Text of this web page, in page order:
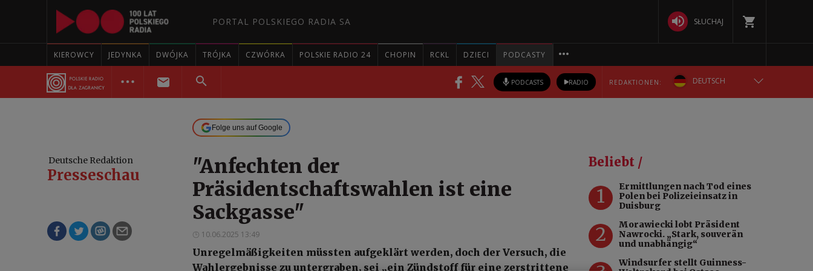
PORTAL POLSKIEGO RADIA SA SŁUCHAJ
KIEROWCY JEDYNKA DWÓJKA TRÓJKA CZWÓRKA POLSKIE RADIO 24 CHOPIN RCKL DZIECI PODCASTY
PODCASTS RADIO REDAKTIONEN: DEUTSCH
УКРАЇНСЬКА
Folge uns auf Google
Deutsche Redaktion
Presseschau
"Anfechten der
Präsidentschaftswahlen ist eine
Sackgasse"
10.06.2025 13:49
Unregelmäßigkeiten müssten aufgeklärt werden, doch der Versuch, die
Wahlergebnisse zu untergraben, sei „ein Zündstoff für eine zerstrittene
Beliebt /
1
Ermittlungen nach Tod eines
Polen bei Polizeieinsatz in
Duisburg
2
Morawiecki lobt Präsident
Nawrocki. „Stark, souverän
und unabhängig“
Windsurfer stellt Guinness-